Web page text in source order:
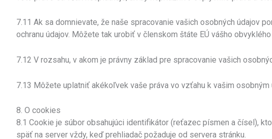
7.11 Ak sa domnievate, že naše spracovanie vašich osobných údajov
ochranu údajov. Môžete tak urobiť v členskom štáte EÚ vášho
7.12 V rozsahu, v akom je právny základ pre spracovanie vašich
7.13 Môžete uplatniť akékoľvek vaše práva vo vzťahu k vašim
8. O cookies
8.1 Cookie je súbor obsahujúci identifikátor (reťazec písmen a čísel),
späť na server vždy, keď prehliadač požaduje od servera stránku.